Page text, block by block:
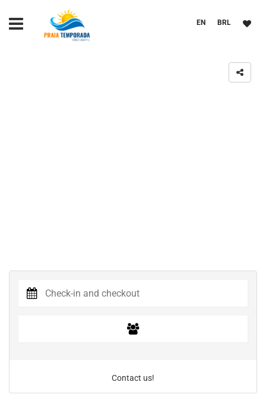
EN BRL
Contact us!